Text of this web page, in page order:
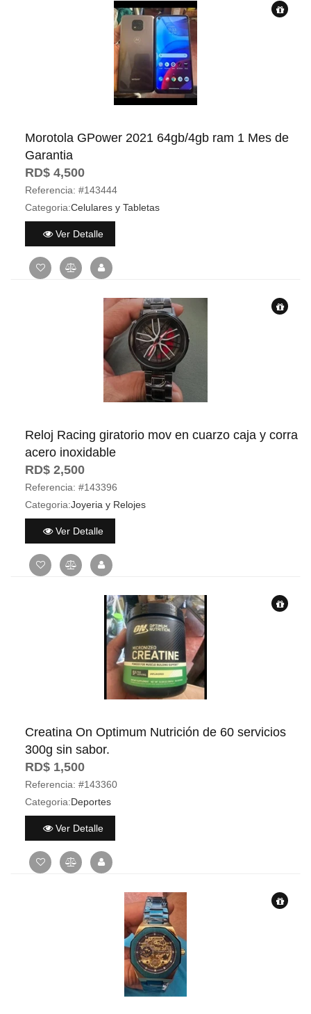
Morotola GPower 2021 64gb/4gb ram 1 Mes de
Garantia
RD$ 4,500
Referencia: #143444
Categoria:Celulares y Tabletas
Ver Detalle
Reloj Racing giratorio mov en cuarzo caja y corra
acero inoxidable
RD$ 2,500
Referencia: #143396
Categoria:Joyeria y Relojes
Ver Detalle
Creatina On Optimum Nutrición de 60 servicios
300g sin sabor.
RD$ 1,500
Referencia: #143360
Categoria:Deportes
Ver Detalle